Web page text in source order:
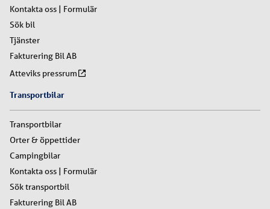
Kontakta oss | Formulär
Sök bil
Tjänster
Fakturering Bil AB
Atteviks pressrum
Transportbilar
Transportbilar
Orter & öppettider
Campingbilar
Kontakta oss | Formulär
Sök transportbil
Fakturering Bil AB